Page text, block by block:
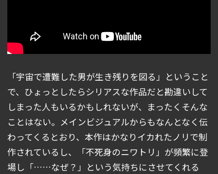
「宇宙で遭難した男が生き残りを図る」ということ
で、ひょっとしたらシリアスな作品だと勘違いして
しまった人もいるかもしれないが、まったくそんな
ことはない。メインビジュアルからもなんとなく伝
わってくるとおり、本作はかなりイカれたノリで制
作されているし、「不死身のニワトリ」が頻繁に登
場し「……なぜ？」という気持ちにさせてくれる